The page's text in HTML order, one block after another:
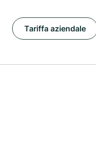
Tariffa aziendale